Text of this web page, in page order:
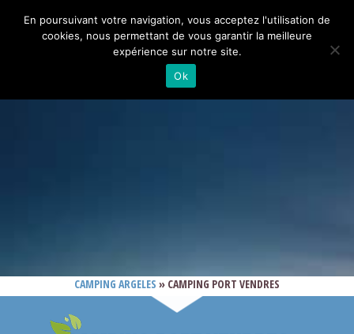
CAMPING ARGELES » CAMPING PORT VENDRES
En poursuivant votre navigation, vous acceptez l'utilisation de
cookies, nous permettant de vous garantir la meilleure
expérience sur notre site.
Ok